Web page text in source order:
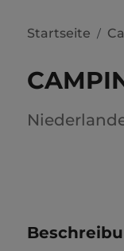
Startseite /